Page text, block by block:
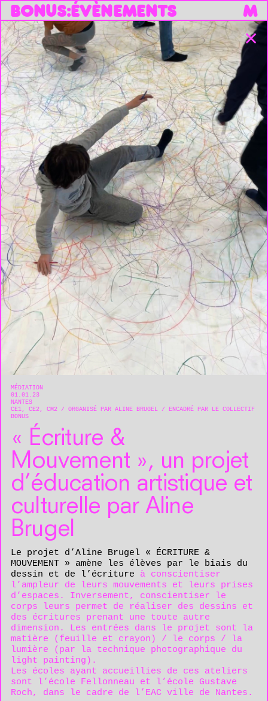
BONUS:ÉVÈNEMENTS M
✕
MÉDIATION
01.01.23
NANTES
CE1, CE2, CM2
ORGANISÉ PAR ALINE BRUGEL
ENCADRÉ PAR LE COLLECTIF
BONUS
« Écriture &
Mouvement », un projet
d’éducation artistique et
culturelle par Aline
Brugel
Le projet d’Aline Brugel « ÉCRITURE &
MOUVEMENT » amène les élèves par le biais du
dessin et de l’écriture à conscientiser
l’ampleur de leurs mouvements et leurs prises
d’espaces. Inversement, conscientiser le
corps leurs permet de réaliser des dessins et
des écritures prenant une toute autre
dimension. Les entrées dans le projet sont la
matière (feuille et crayon) / le corps / la
lumière (par la technique photographique du
light painting).
Les écoles ayant accueillies de ces ateliers
sont l’école Fellonneau et l’école Gustave
Roch, dans le cadre de l’EAC ville de Nantes.